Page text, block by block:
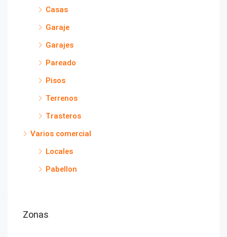
Casas
Garaje
Garajes
Pareado
Pisos
Terrenos
Trasteros
Varios comercial
Locales
Pabellon
Zonas